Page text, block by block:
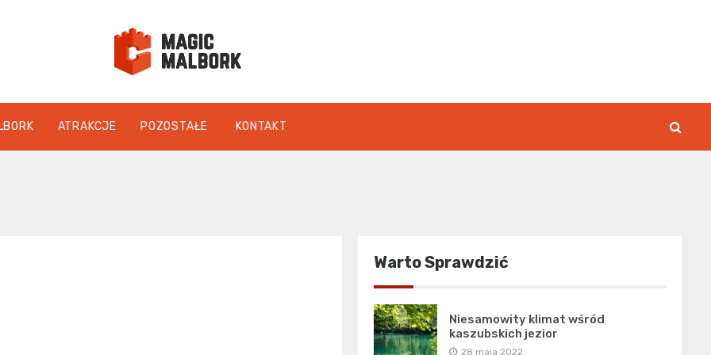
magicmalbork.pl
ATRAKCJE POZOSTAŁE KONTAKT
Warto Sprawdzić
Niesamowity klimat wśród
kaszubskich jezior
28 maja 2022